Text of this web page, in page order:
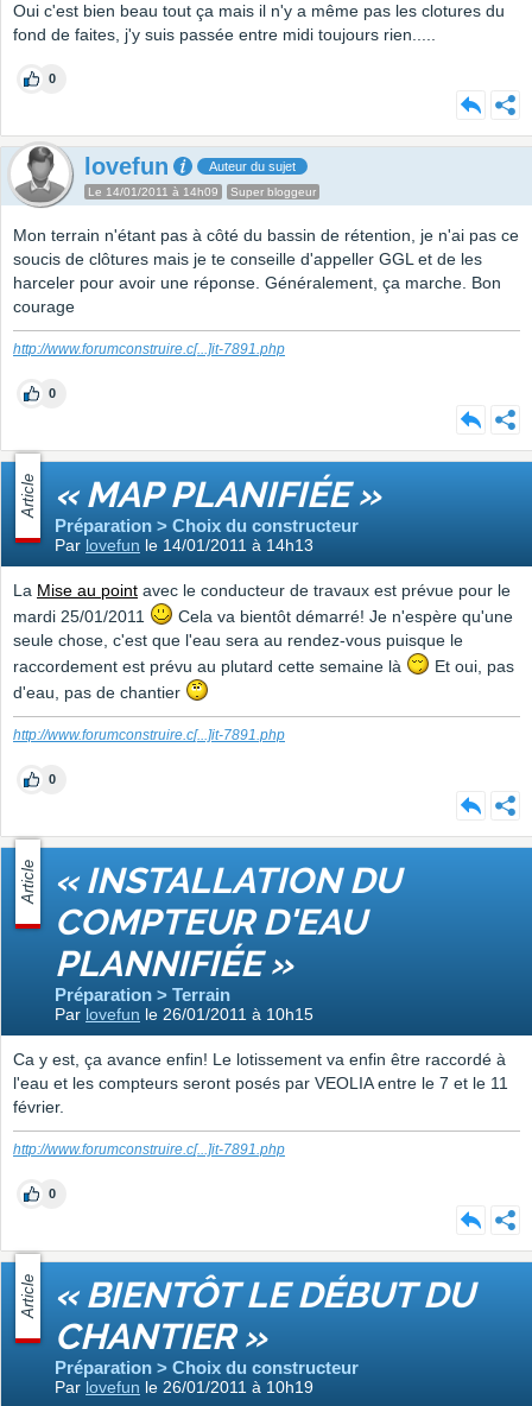
Oui c'est bien beau tout ça mais il n'y a même pas les clotures du
fond de faites, j'y suis passée entre midi toujours rien.....
0
lovefun Auteur du sujet
Le 14/01/2011 à 14h09 Super bloggeur
Mon terrain n'étant pas à côté du bassin de rétention, je n'ai pas ce
soucis de clôtures mais je te conseille d'appeller GGL et de les
harceler pour avoir une réponse. Généralement, ça marche. Bon
courage
http://www.forumconstruire.c[...]it-7891.php
0
Article « MAP PLANIFIÉE »
Préparation > Choix du constructeur
Par lovefun le 14/01/2011 à 14h13
La Mise au point avec le conducteur de travaux est prévue pour le
mardi 25/01/2011
Cela va bientôt démarré! Je n'espère qu'une
seule chose, c'est que l'eau sera au rendez-vous puisque le
raccordement est prévu au plutard cette semaine là
Et oui, pas
d'eau, pas de chantier
http://www.forumconstruire.c[...]it-7891.php
0
Article « INSTALLATION DU
COMPTEUR D'EAU
PLANNIFIÉE »
Préparation > Terrain
Par lovefun le 26/01/2011 à 10h15
Ca y est, ça avance enfin! Le lotissement va enfin être raccordé à
l'eau et les compteurs seront posés par VEOLIA entre le 7 et le 11
février.
http://www.forumconstruire.c[...]it-7891.php
0
Article « BIENTÔT LE DÉBUT DU
CHANTIER »
Préparation > Choix du constructeur
Par lovefun le 26/01/2011 à 10h19